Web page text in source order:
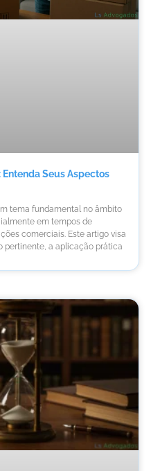
Seus Aspectos
tema fundamental no âmbito
em tempos de
comerciais. Este artigo visa
pertinente, a aplicação prática